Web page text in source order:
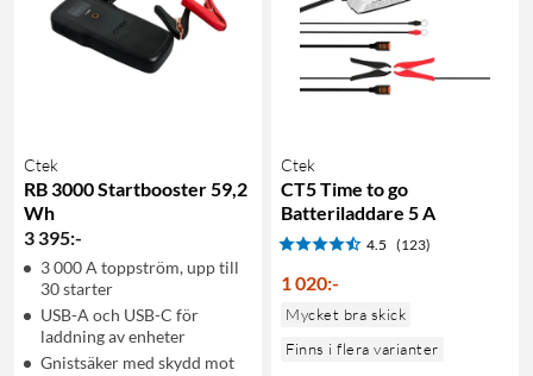
Ctek
RB 3000 Startbooster 59,2
Wh
3 395:-
3 000 A toppström, upp till
30 starter
USB-A och USB-C för
laddning av enheter
Gnistsäker med skydd mot
Ctek
CT5 Time to go
Batteriladdare 5 A
4.5 (123)
1 020:-
Mycket bra skick
Finns i flera varianter